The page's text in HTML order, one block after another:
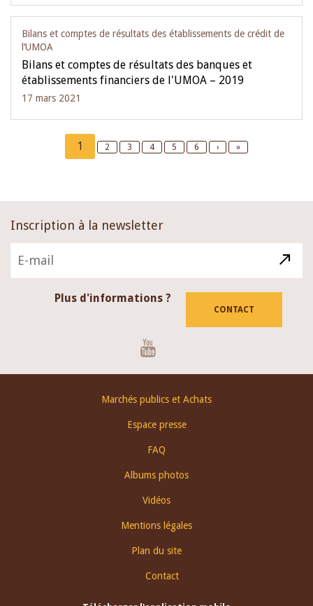
Bilans et comptes de résultats des établissements de crédit de
l‘UMOA
Bilans et comptes de résultats des banques et
établissements financiers de l'UMOA – 2019
17 mars 2021
Current
page
1 Page
2 Page
3 Page
4 Page
5 Page
6
Next
›
Last
»
Inscription à la newsletter
Plus d'informations ?
CONTACT
Marchés publics et Achats
Espace presse
FAQ
Albums photos
Vidéos
Mentions légales
Plan du site
Contact